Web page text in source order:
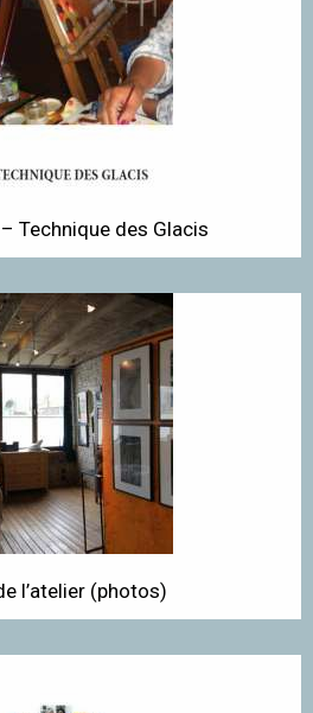
Technique des Glacis
l’atelier (photos)